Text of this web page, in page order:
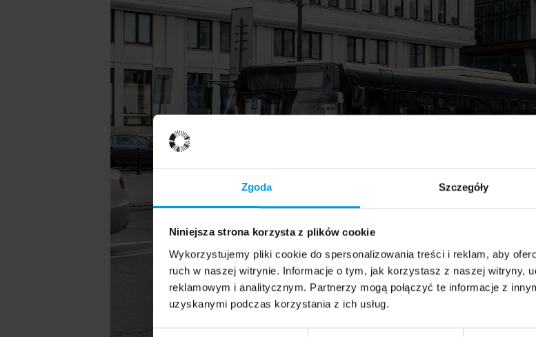
Zgoda Szczegóły
Niniejsza strona korzysta z plików cookie
Wykorzystujemy pliki cookie do spersonalizowania treści i reklam, aby
ruch w naszej witrynie. Informacje o tym, jak korzystasz z naszej witryny,
reklamowym i analitycznym. Partnerzy mogą połączyć te informacje z
uzyskanymi podczas korzystania z ich usług.